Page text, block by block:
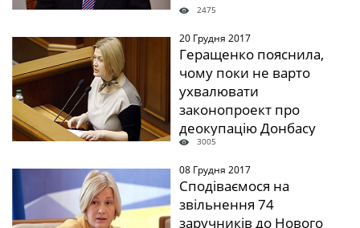
2475
20 Грудня 2017
Геращенко пояснила,
чому поки не варто
ухвалювати
законопроект про
деокупацію Донбасу
3005
" /> 08 Грудня 2017
Сподіваємося на
звільнення 74
заручників до Нового